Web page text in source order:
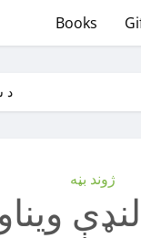
Books
!د
ژوند بڼه